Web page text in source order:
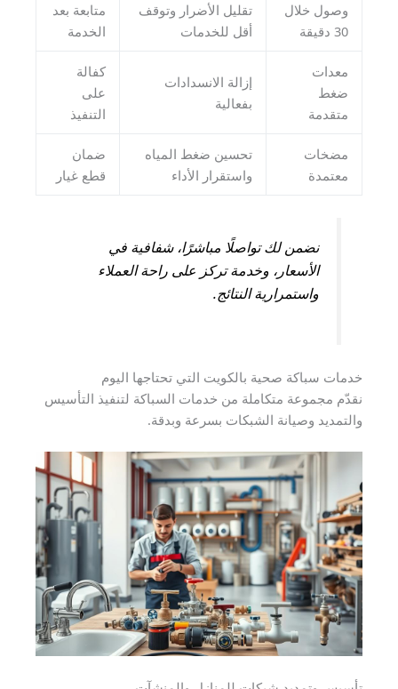
وصول خلال
30 دقيقة
تقليل الأضرار وتوقف
أقل للخدمات
متابعة بعد
الخدمة
معدات
ضغط
متقدمة
إزالة الانسدادات
بفعالية
كفالة
على
التنفيذ
مضخات
معتمدة
تحسين ضغط المياه
واستقرار الأداء
ضمان
قطع غيار
نضمن لك تواصلًا مباشرًا، شفافية في
الأسعار، وخدمة تركز على راحة العملاء
واستمرارية النتائج.
خدمات سباكة صحية بالكويت التي تحتاجها اليوم
نقدّم مجموعة متكاملة من خدمات السباكة لتنفيذ التأسيس
والتمديد وصيانة الشبكات بسرعة وبدقة.